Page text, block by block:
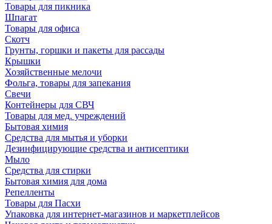
Товары для пикника
Шпагат
Товары для офиса
Скотч
Грунты, горшки и пакеты для рассады
Крышки
Хозяйственные мелочи
Фольга, товары для запекания
Свечи
Контейнеры для СВЧ
Товары для мед. учреждений
Бытовая химия
Средства для мытья и уборки
Дезинфицирующие средства и антисептики
Мыло
Средства для стирки
Бытовая химия для дома
Репелленты
Товары для Пасхи
Упаковка для интернет-магазинов и маркетплейсов